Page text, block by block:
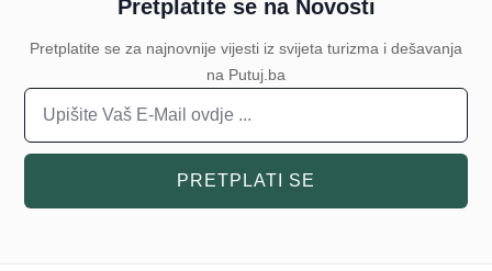
Pretplatite se na Novosti
Pretplatite se za najnovnije vijesti iz svijeta turizma i dešavanja
na Putuj.ba
PRETPLATI SE